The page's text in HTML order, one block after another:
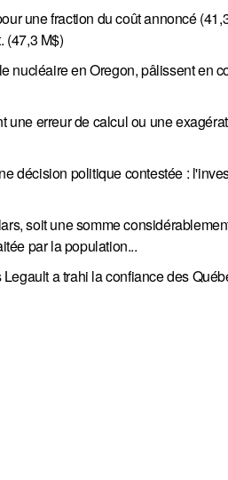
une fraction du coût annoncé
(47,3 M$)
nucléaire en Oregon, pâlissent en
une erreur de calcul ou une
décision politique contestée :
soit une somme
par la population...
a trahi la confiance des